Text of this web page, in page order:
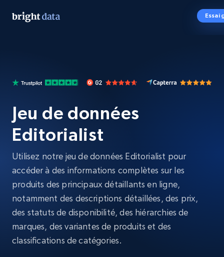
Essai
Jeu de données
Editorialist
Utilisez notre jeu de données Editorialist pour
accéder à des informations complètes sur les
produits des principaux détaillants en ligne,
notamment des descriptions détaillées, des prix,
des statuts de disponibilité, des hiérarchies de
marques, des variantes de produits et des
classifications de catégories.